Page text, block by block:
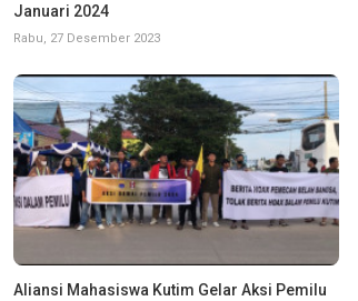
Januari 2024
Rabu, 27 Desember 2023
Aliansi Mahasiswa Kutim Gelar Aksi Pemilu